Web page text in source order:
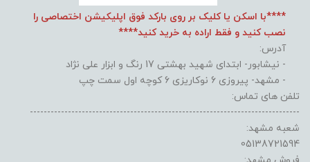
****با اسکن یا کلیک بر روی بارکد فوق اپلیکیشن اختصاصی را
نصب کنید و فقط اراده به خرید کنید****
آدرس:
- نیشابور- ابتدای شهید بهشتی 17 رنگ و ابزار علی نژاد
- مشهد- پیروزی 6 نوکاریزی 6 کوچه اول سمت چپ
تلفن های تماس:
------------------------------------------------------------------------------
شعبه مشهد:
05138721594